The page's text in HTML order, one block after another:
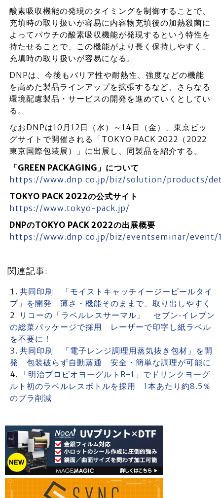
酸素吸収機能の発現のタイミングを制御することで、
充填時の取り扱いが容易に内容物充填後の加熱殺菌に
よってパウチの酸素吸収機能が発現するという特性を
持たせることで、この機能がより長く保持しやすく、
充填時の取り扱いが容易になる。
DNPは、今後もバリア性や耐熱性、強度などの機能
を高めた製品ラインアップを拡張するなど、さらなる
環境配慮製品・サービスの開発を進めていくとしてい
る。
なおDNPは10月12日（水）～14日（金）、東京ビッ
グサイトで開催される「TOKYO PACK 2022（2022
東京国際包装展）」に出展し、同製品を紹介する。
「GREEN PACKAGING」について
https://www.dnp.co.jp/biz/solution/products/
TOKYO PACK 2022の公式サイト
https://www.tokyo-pack.jp/
DNPのTOKYO PACK 2022の出展概要
https://www.dnp.co.jp/biz/eventseminar/event/
関連記事:
共同印刷 「モイストキャッチイージーピールタイ
プ」を開発 薄さ・機能そのままで、取り出しやすく
リコーの「ラベルレスサーマル」 セブン‐イレブン
の総菜パッケージで採用 レーザーで印字し紙ラベル
を不要に！
共同印刷 「電子レンジ調理用蒸気抜き包材」を開
発 包装破らず自動蒸通 安全・簡単な調理が可能に
「明治プロビオヨーグルトR-1」でドリンクヨーグ
ルト初のラベルレスボトルを採用 1本あたり約8.5％
のプラ削減